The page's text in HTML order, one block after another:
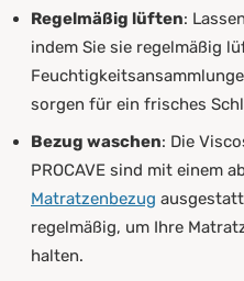
Regelmäßig lüften:
indem Sie sie regelmäßig
sorgen für ein frisches
Bezug waschen: Die
PROCAVE sind mit einem
Matratzenbezug
regelmäßig, um Ihre
halten.